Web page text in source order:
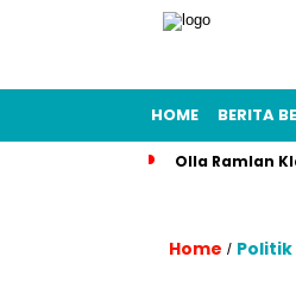
HOME BERITA
Olla Ramlan
Home / Politik